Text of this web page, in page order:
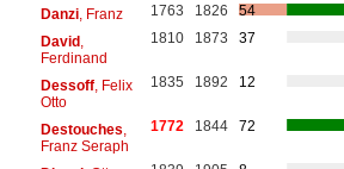
Danzi, Franz 1763 1826
54
David,
Ferdinand
1810 1873 37
Dessoff, Felix
Otto
1835 1892 12
Destouches
Franz Seraph
1772 1844 72